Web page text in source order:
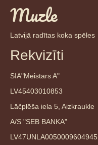
Muzle
Latvijā radītas koka spēles
Rekvizīti
SIA"Meistars A"
LV45403010853
Lāčplēša iela 5, Aizkraukle
A/S "SEB BANKA"
LV47UNLA0050009604945